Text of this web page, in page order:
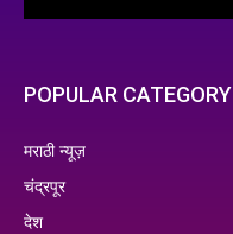
POPULAR CATEGORY
मराठी न्यूज़
चंद्रपूर
देश